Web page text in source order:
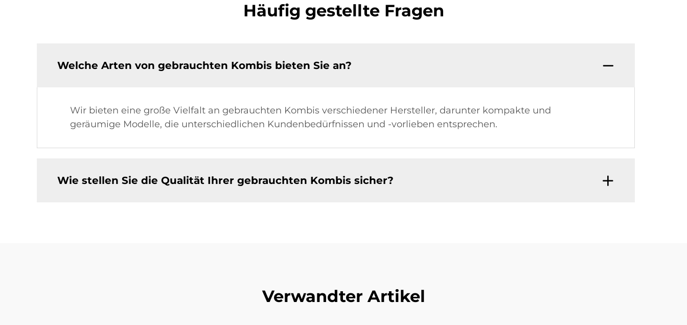
Häufig gestellte Fragen
Welche Arten von gebrauchten Kombis bieten Sie an?
Wir bieten eine große Vielfalt an gebrauchten Kombis verschiedener Hersteller, darunter kompakte und
geräumige Modelle, die unterschiedlichen Kundenbedürfnissen und -vorlieben entsprechen.
Wie stellen Sie die Qualität Ihrer gebrauchten Kombis sicher?
Verwandter Artikel